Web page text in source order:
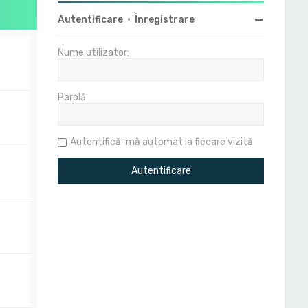
Autentificare • Înregistrare
Nume utilizator:
Parolă:
Autentifică-mă automat la fiecare vizită